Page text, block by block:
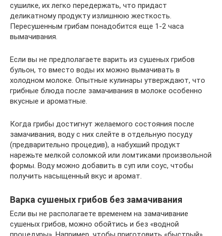
сушилке, их легко передержать, что придаст
деликатному продукту излишнюю жесткость.
Пересушенным грибам понадобится еще 1-2 часа
вымачивания.
Если вы не предполагаете варить из сушеных грибов
бульон, то вместо воды их можно вымачивать в
холодном молоке. Опытные кулинары утверждают, что
грибные блюда после замачивания в молоке особенно
вкусные и ароматные.
Когда грибы достигнут желаемого состояния после
замачивания, воду с них слейте в отдельную посуду
(предварительно процедив), а набухший продукт
нарежьте мелкой соломкой или ломтиками произвольной
формы. Воду можно добавить в суп или соус, чтобы
получить насыщенный вкус и аромат.
Варка сушеных грибов без замачивания
Если вы не располагаете временем на замачивание
сушеных грибов, можно обойтись и без «водной